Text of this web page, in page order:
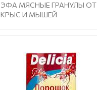
ЭФА МЯСНЫЕ ГРАНУЛЫ ОТ
КРЫС И МЫШЕЙ